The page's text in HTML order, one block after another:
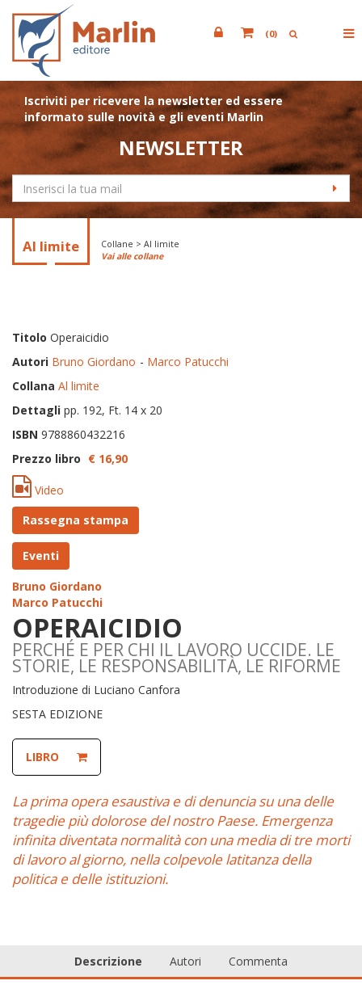
(0)
Iscriviti per ricevere la newsletter ed essere
informato sulle novità e gli eventi Marlin
NEWSLETTER
Al limite
Collane > Al limite
Vai alle collane
Titolo Operaicidio
Autori Bruno Giordano
Marco Patucchi
Collana Al limite
Dettagli pp. 192, Ft. 14 x 20
ISBN 9788860432216
Prezzo libro € 16,90
Video
Rassegna stampa
Eventi
Bruno Giordano
Marco Patucchi
OPERAICIDIO
PERCHÉ E PER CHI IL LAVORO UCCIDE. LE
STORIE, LE RESPONSABILITÀ, LE RIFORME
Introduzione di Luciano Canfora
SESTA EDIZIONE
LIBRO
La prima opera esaustiva e di denuncia su una delle
tragedie più dolorose del nostro Paese. Emergenza
infinita diventata normalità con una media di tre morti
di lavoro al giorno, nella colpevole latitanza della
politica e delle istituzioni.
Descrizione Autori Commenta